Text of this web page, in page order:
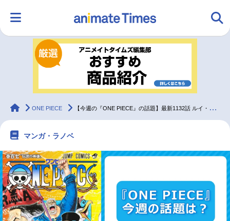
ランキング アニメ
ラジオ みんなの声
2.5次元 配信・Vtuber トレンド 無料マンガ
最新記事一覧
animateTimes
ONE PIECE 【今週の『ONE PIECE』の話題】最新1132話 ルイ・アーノートの正体は？
マンガ・ラノベ